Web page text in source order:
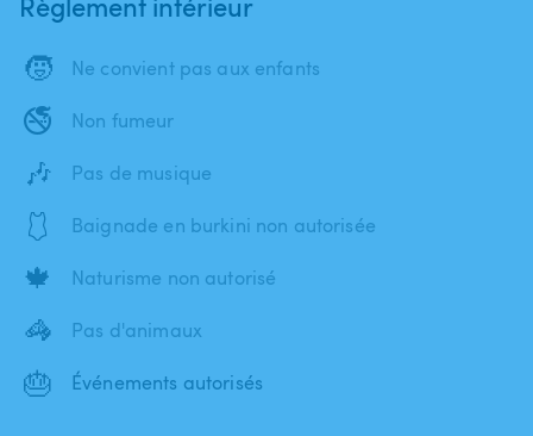
🧒 Ne convient pas aux enfants
🚭 Non fumeur
🎶 Pas de musique
🩱 Baignade en burkini non autorisée
🍁 Naturisme non autorisé
🦓 Pas d'animaux
🎂 Événements autorisés